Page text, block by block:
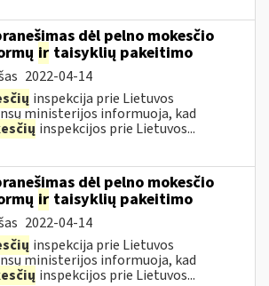
dėl pelno mokesčio
ir taisyklių pakeitimo
2022-04-14
inspekcija prie Lietuvos
ministerijos informuoja, kad
inspekcijos prie Lietuvos...
dėl pelno mokesčio
ir taisyklių pakeitimo
2022-04-14
inspekcija prie Lietuvos
ministerijos informuoja, kad
inspekcijos prie Lietuvos...